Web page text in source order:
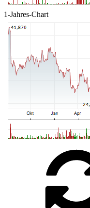
1-Jahres-Chart